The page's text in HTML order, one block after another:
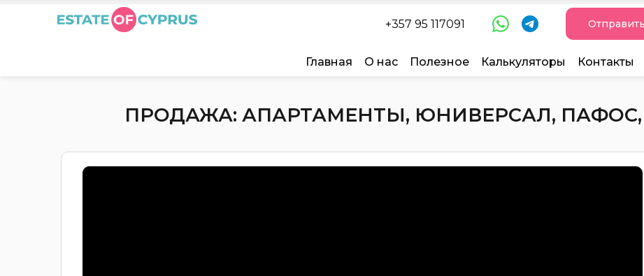
+357 95 117091
Главная О нас Полезное Калькуляторы Контакты
ПРОДАЖА: АПАРТАМЕНТЫ, ЮНИВЕРСАЛ, ПАФОС,